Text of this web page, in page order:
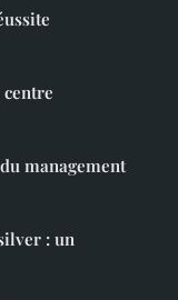
management
: un